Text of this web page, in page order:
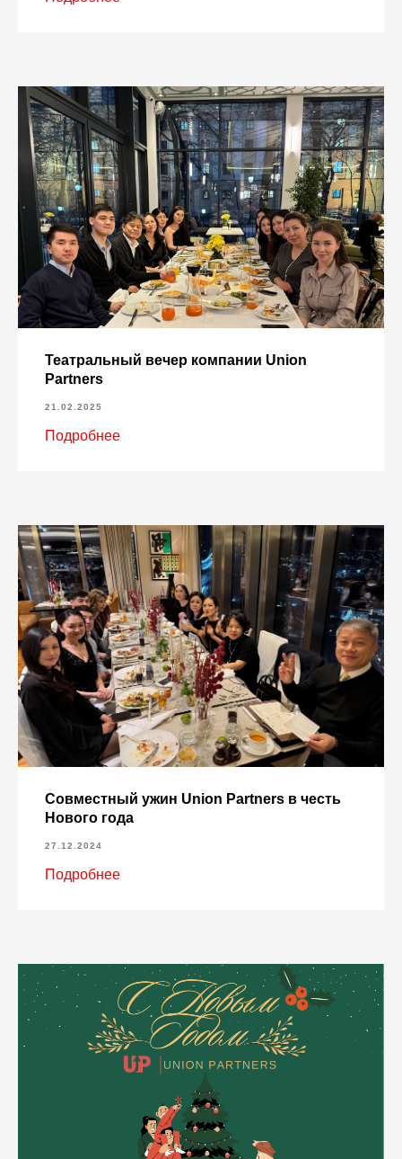
Театральный вечер компании Union
Partners
21.02.2025
Подробнее
Совместный ужин Union Partners в честь
Нового года
27.12.2024
Подробнее